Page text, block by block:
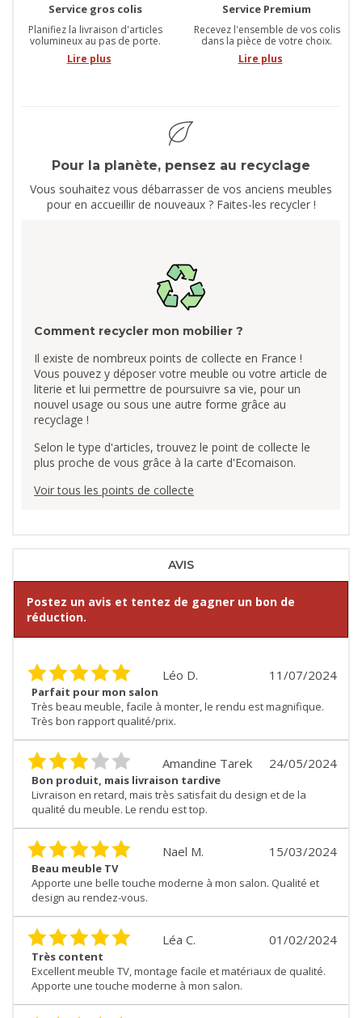
Service gros colis
Planifiez la livraison d'articles
volumineux au pas de porte.
Lire plus
Service Premium
Recevez l'ensemble de vos colis
dans la pièce de votre choix.
Lire plus
Pour la planète, pensez au recyclage
Vous souhaitez vous débarrasser de vos anciens meubles
pour en accueillir de nouveaux ? Faites-les recycler !
Comment recycler mon mobilier ?
Il existe de nombreux points de collecte en France !
Vous pouvez y déposer votre meuble ou votre article de
literie et lui permettre de poursuivre sa vie, pour un
nouvel usage ou sous une autre forme grâce au
recyclage !
Selon le type d'articles, trouvez le point de collecte le
plus proche de vous grâce à la carte d'Ecomaison.
Voir tous les points de collecte
AVIS
Postez un avis et tentez de gagner un bon de
réduction.
11/07/2024
Léo D.
Parfait pour mon salon
Très beau meuble, facile à monter, le rendu est magnifique.
Très bon rapport qualité/prix.
24/05/2024
Amandine Tarek
Bon produit, mais livraison tardive
Livraison en retard, mais très satisfait du design et de la
qualité du meuble. Le rendu est top.
15/03/2024
Nael M.
Beau meuble TV
Apporte une belle touche moderne à mon salon. Qualité et
design au rendez-vous.
01/02/2024
Léa C.
Très content
Excellent meuble TV, montage facile et matériaux de qualité.
Apporte une touche moderne à mon salon.